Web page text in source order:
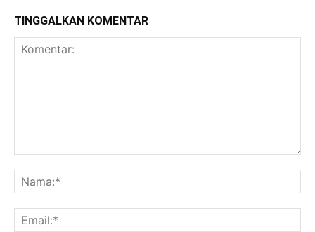
TINGGALKAN KOMENTAR